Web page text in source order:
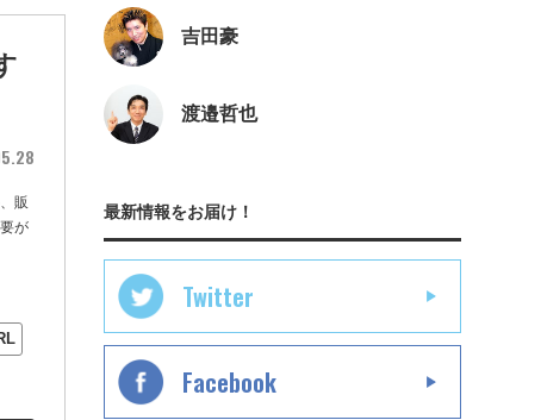
販
が
吉田豪
渡邉哲也
最新情報をお届け！
Twitter
Facebook